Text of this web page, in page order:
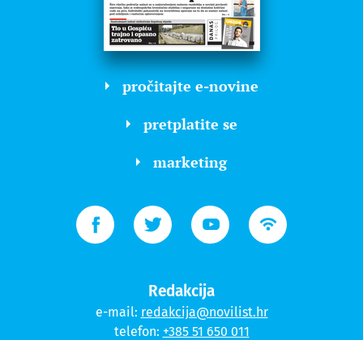
pročitajte e-novine
pretplatite se
marketing
Redakcija
e-mail: redakcija@novilist.hr
telefon: +385 51 650 011